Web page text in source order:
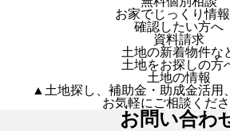
お家でじっくり情
確認したい方へ
資料請求
土地の新着物件な
土地をお探しの方
土地の情報
▲土地探し、補助金・助成金活用
お気軽にご相談くださ
お問い合わ